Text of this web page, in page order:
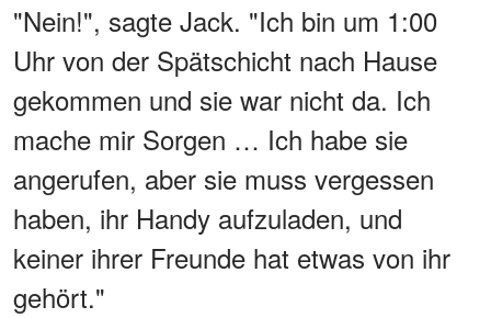
"Nein!", sagte Jack. "Ich bin um 1:00
Uhr von der Spätschicht nach Hause
gekommen und sie war nicht da. Ich
mache mir Sorgen … Ich habe sie
angerufen, aber sie muss vergessen
haben, ihr Handy aufzuladen, und
keiner ihrer Freunde hat etwas von ihr
gehört."